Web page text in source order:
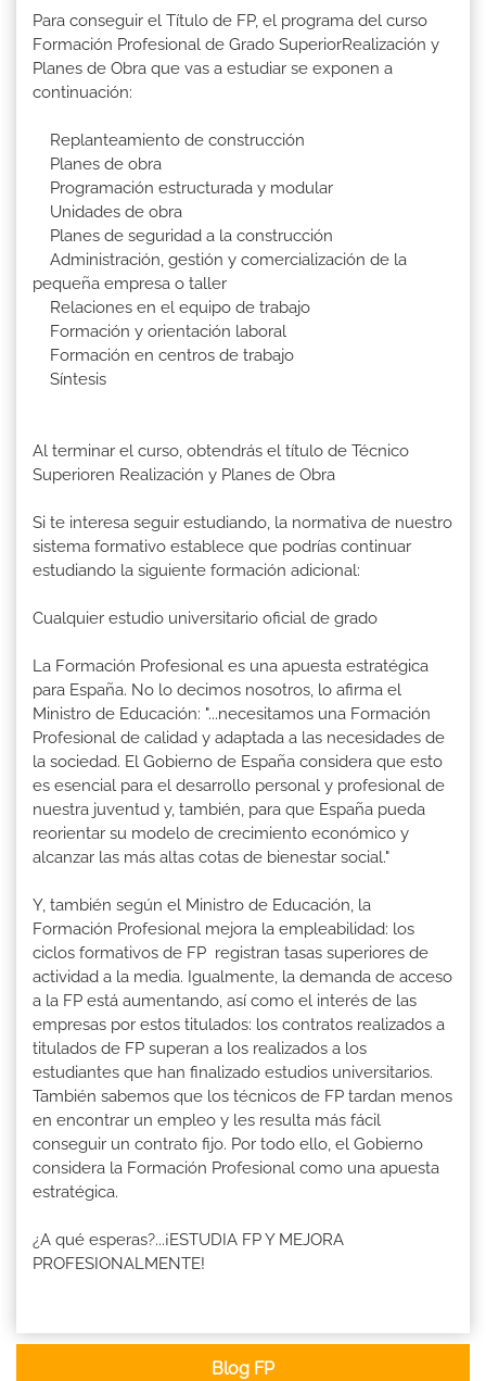
Para conseguir el Título de FP, el programa del curso
Formación Profesional de Grado SuperiorRealización y
Planes de Obra que vas a estudiar se exponen a
continuación:
Replanteamiento de construcción
Planes de obra
Programación estructurada y modular
Unidades de obra
Planes de seguridad a la construcción
Administración, gestión y comercialización de la
pequeña empresa o taller
Relaciones en el equipo de trabajo
Formación y orientación laboral
Formación en centros de trabajo
Síntesis
Al terminar el curso, obtendrás el título de Técnico
Superioren Realización y Planes de Obra
Si te interesa seguir estudiando, la normativa de nuestro
sistema formativo establece que podrías continuar
estudiando la siguiente formación adicional:
Cualquier estudio universitario oficial de grado
La Formación Profesional es una apuesta estratégica
para España. No lo decimos nosotros, lo afirma el
Ministro de Educación: "...necesitamos una Formación
Profesional de calidad y adaptada a las necesidades de
la sociedad. El Gobierno de España considera que esto
es esencial para el desarrollo personal y profesional de
nuestra juventud y, también, para que España pueda
reorientar su modelo de crecimiento económico y
alcanzar las más altas cotas de bienestar social."
Y, también según el Ministro de Educación, la
Formación Profesional mejora la empleabilidad: los
ciclos formativos de FP registran tasas superiores de
actividad a la media. Igualmente, la demanda de acceso
a la FP está aumentando, así como el interés de las
empresas por estos titulados: los contratos realizados a
titulados de FP superan a los realizados a los
estudiantes que han finalizado estudios universitarios.
También sabemos que los técnicos de FP tardan menos
en encontrar un empleo y les resulta más fácil
conseguir un contrato fijo. Por todo ello, el Gobierno
considera la Formación Profesional como una apuesta
estratégica.
¿A qué esperas?...¡ESTUDIA FP Y MEJORA
PROFESIONALMENTE!
Blog FP